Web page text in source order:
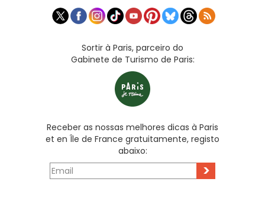
Sortir à Paris, parceiro do
Gabinete de Turismo de Paris:
Receber as nossas melhores dicas à Paris
et en Île de France gratuitamente, registo
abaixo:
>